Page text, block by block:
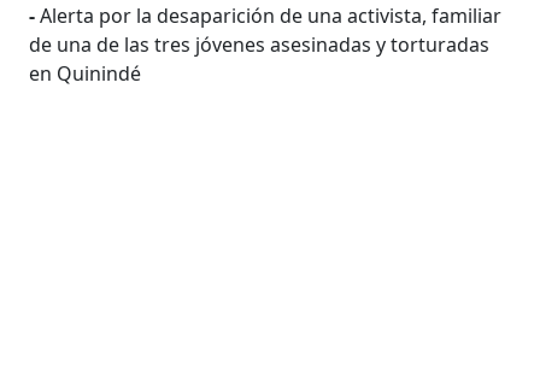
-Alerta por la desaparición de una activista, familiar
de una de las tres jóvenes asesinadas y torturadas
en Quinindé